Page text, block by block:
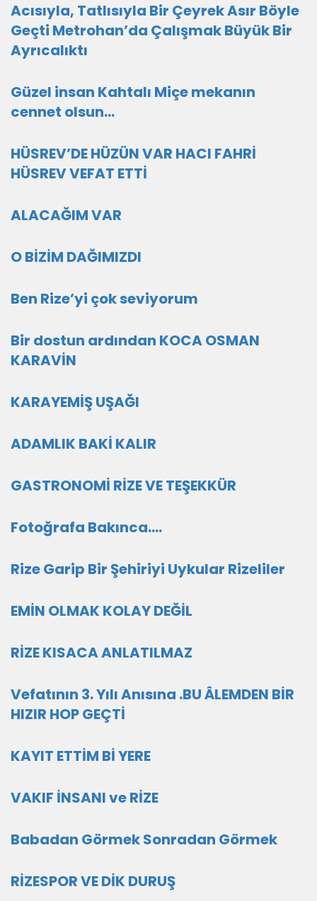
Acısıyla, Tatlısıyla Bir Çeyrek Asır Böyle
Geçti Metrohan’da Çalışmak Büyük Bir
Ayrıcalıktı
Güzel insan Kahtalı Miçe mekanın
cennet olsun...
HÜSREV’DE HÜZÜN VAR HACI FAHRİ
HÜSREV VEFAT ETTİ
ALACAĞIM VAR
O BİZİM DAĞIMIZDI
Ben Rize’yi çok seviyorum
Bir dostun ardından KOCA OSMAN
KARAVİN
KARAYEMİŞ UŞAĞI
ADAMLIK BAKİ KALIR
GASTRONOMİ RİZE VE TEŞEKKÜR
Fotoğrafa Bakınca....
Rize Garip Bir Şehiriyi Uykular Rizeliler
EMİN OLMAK KOLAY DEĞİL
RİZE KISACA ANLATILMAZ
Vefatının 3. Yılı Anısına .BU ÂLEMDEN BİR
HIZIR HOP GEÇTİ
KAYIT ETTİM Bİ YERE
VAKIF İNSANI ve RİZE
Babadan Görmek Sonradan Görmek
RİZESPOR VE DİK DURUŞ